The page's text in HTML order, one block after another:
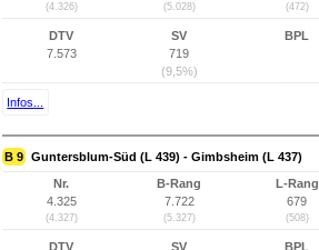
(4.326) (5.028) (472)
DTV
7.573
SV
719
(9,5%)
BPL
Infos...
B 9 Guntersblum-Süd (L 439) - Gimbsheim (L 437)
Nr.
4.325
(4.327)
B-Rang
7.722
(5.327)
L-Rang
679
(508)
DTV
SV
BPL